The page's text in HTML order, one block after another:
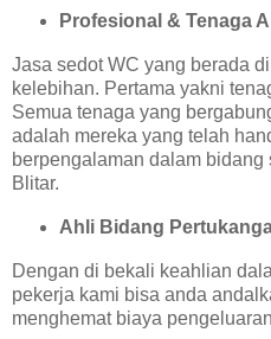
Profesional & Tenaga
Jasa sedot WC yang berada
kelebihan. Pertama yakni
Semua tenaga yang
adalah mereka yang telah
berpengalaman dalam
Blitar.
Ahli Bidang
Dengan di bekali keahlian
pekerja kami bisa anda
menghemat biaya